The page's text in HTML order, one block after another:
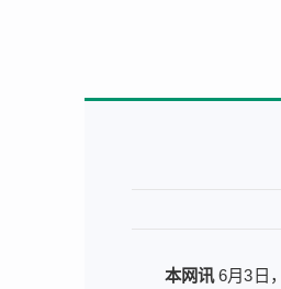
本网讯6月3日